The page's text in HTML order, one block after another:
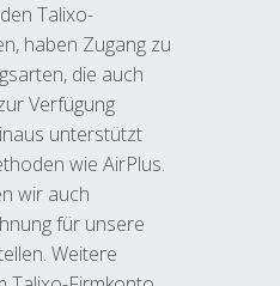
Talixo-
haben Zugang zu
die auch
Verfügung
unterstützt
wie AirPlus.
wir auch
für unsere
Weitere